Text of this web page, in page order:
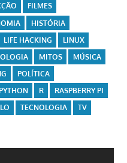
FILMES
HISTÓRIA
LIFE HACKING
LINUX
MITOS
MÚSICA
POLÍTICA
R
RASPBERRY PI
TECNOLOGIA
TV